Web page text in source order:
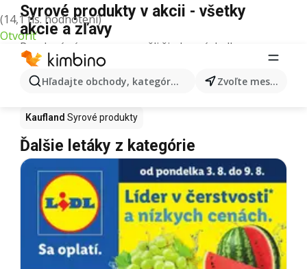
(14,1 tis. hodnotení)
Otvoriť
Hľadajte obchody, kategórie, produkty... Zvoľte mesto
Syrové produkty v akcii - všetky
akcie a zľavy
Pre daný výraz sme nenašli žiadne výsledky.
Syrové produkty v akcii - Kde kúpiť?
Tesco Syrové produkty Lidl Syrové produkty
Kaufland Syrové produkty
Ďalšie letáky z kategórie